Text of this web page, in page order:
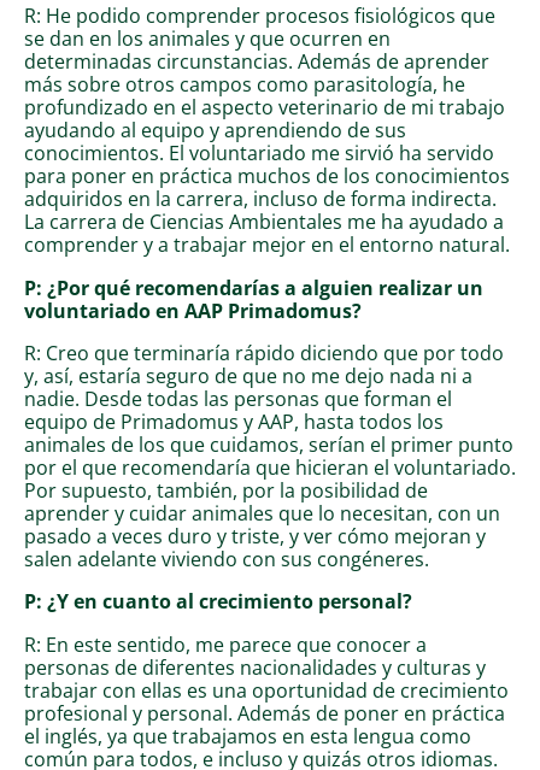
R: He podido comprender procesos fisiológicos que
se dan en los animales y que ocurren en
determinadas circunstancias. Además de aprender
más sobre otros campos como parasitología, he
profundizado en el aspecto veterinario de mi trabajo
ayudando al equipo y aprendiendo de sus
conocimientos. El voluntariado me sirvió ha servido
para poner en práctica muchos de los conocimientos
adquiridos en la carrera, incluso de forma indirecta.
La carrera de Ciencias Ambientales me ha ayudado a
comprender y a trabajar mejor en el entorno natural.
P: ¿Por qué recomendarías a alguien realizar un
voluntariado en AAP Primadomus?
R: Creo que terminaría rápido diciendo que por todo
y, así, estaría seguro de que no me dejo nada ni a
nadie. Desde todas las personas que forman el
equipo de Primadomus y AAP, hasta todos los
animales de los que cuidamos, serían el primer punto
por el que recomendaría que hicieran el voluntariado.
Por supuesto, también, por la posibilidad de
aprender y cuidar animales que lo necesitan, con un
pasado a veces duro y triste, y ver cómo mejoran y
salen adelante viviendo con sus congéneres.
P: ¿Y en cuanto al crecimiento personal?
R: En este sentido, me parece que conocer a
personas de diferentes nacionalidades y culturas y
trabajar con ellas es una oportunidad de crecimiento
profesional y personal. Además de poner en práctica
el inglés, ya que trabajamos en esta lengua como
común para todos, e incluso y quizás otros idiomas.